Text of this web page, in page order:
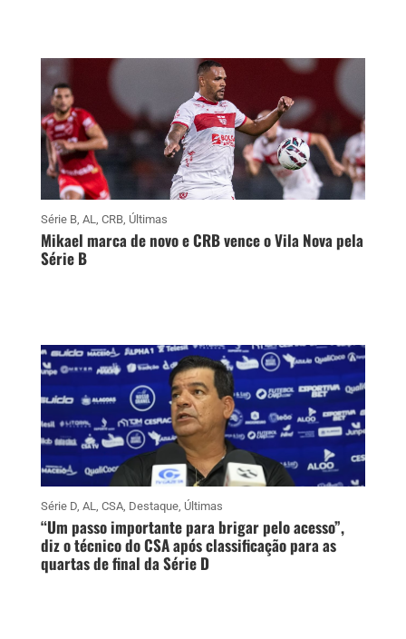
Série B, AL CRB, Últimas
Mikael marca de novo e CRB vence o Vila Nova pela
Série B
Série D, AL CSA, Destaque, Últimas
“Um passo importante para brigar pelo acesso”,
diz o técnico do CSA após classificação para as
quartas de final da Série D